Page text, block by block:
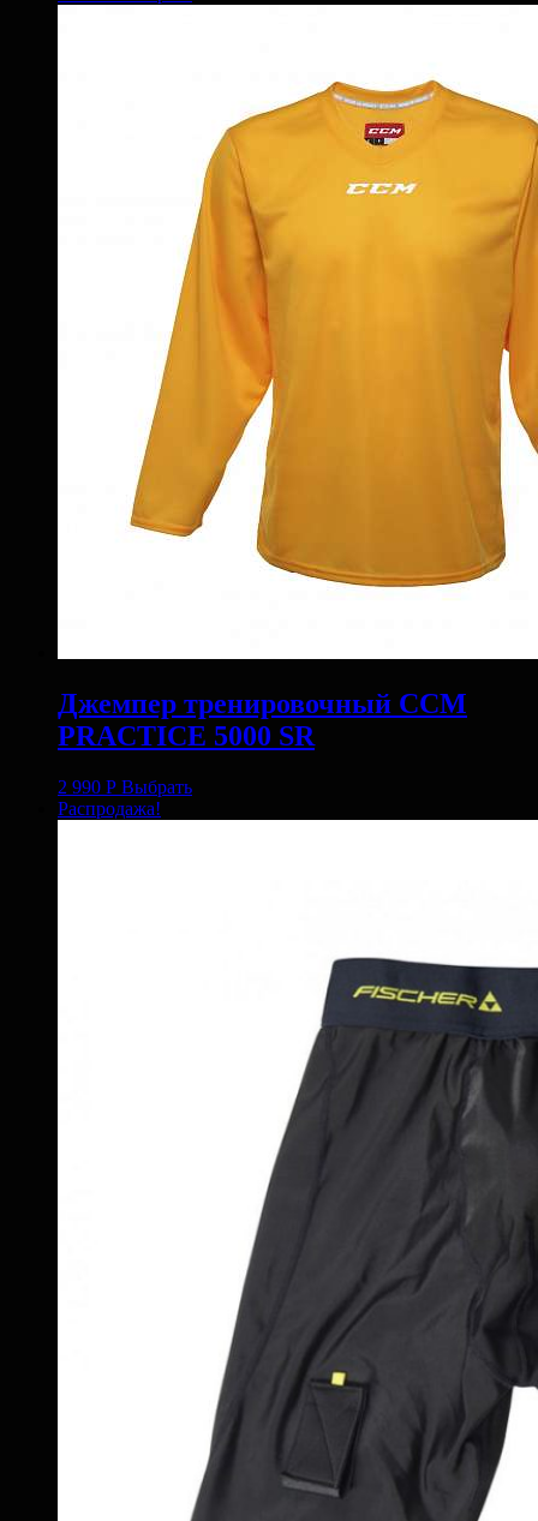
Джемпер тренировочный CCM
PRACTICE 5000 SR
2 990 Р Выбрать
Распродажа!